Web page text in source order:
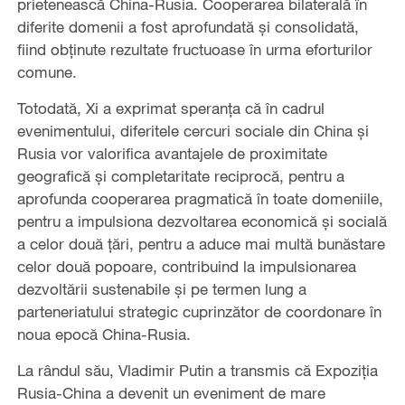
prietenească China-Rusia. Cooperarea bilaterală în
diferite domenii a fost aprofundată și consolidată,
fiind obținute rezultate fructuoase în urma eforturilor
comune.
Totodată, Xi a exprimat speranța că în cadrul
evenimentului, diferitele cercuri sociale din China și
Rusia vor valorifica avantajele de proximitate
geografică și completaritate reciprocă, pentru a
aprofunda cooperarea pragmatică în toate domeniile,
pentru a impulsiona dezvoltarea economică și socială
a celor două țări, pentru a aduce mai multă bunăstare
celor două popoare, contribuind la impulsionarea
dezvoltării sustenabile și pe termen lung a
parteneriatului strategic cuprinzător de coordonare în
noua epocă China-Rusia.
La rândul său, Vladimir Putin a transmis că Expoziția
Rusia-China a devenit un eveniment de mare